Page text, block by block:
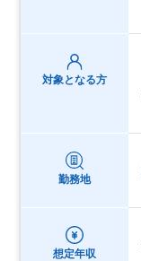
対象となる方
勤務地
想定年収